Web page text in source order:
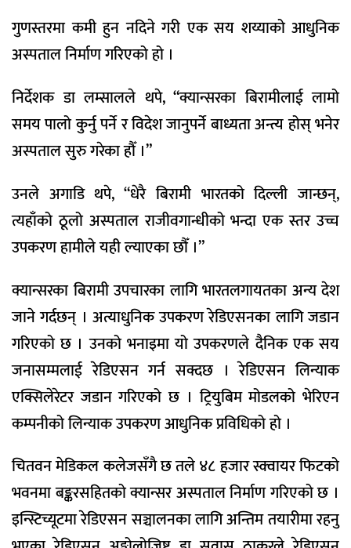
गुणस्तरमा कमी हुन नदिने गरी एक सय शय्याको आधुनिक
अस्पताल निर्माण गरिएको हो ।
निर्देशक डा लम्सालले थपे, “क्यान्सरका बिरामीलाई लामो
समय पालो कुर्नु पर्ने र विदेश जानुपर्ने बाध्यता अन्त्य होस् भनेर
अस्पताल सुरु गरेका हौँ ।”
उनले अगाडि थपे, “धेरै बिरामी भारतको दिल्ली जान्छन्,
त्यहाँको ठूलो अस्पताल राजीवगान्धीको भन्दा एक स्तर उच्च
उपकरण हामीले यही ल्याएका छौँ ।”
क्यान्सरका बिरामी उपचारका लागि भारतलगायतका अन्य देश
जाने गर्दछन् । अत्याधुनिक उपकरण रेडिएसनका लागि जडान
गरिएको छ । उनको भनाइमा यो उपकरणले दैनिक एक सय
जनासम्मलाई रेडिएसन गर्न सक्दछ । रेडिएसन लिन्याक
एक्सिलेरेटर जडान गरिएको छ । ट्रियुबिम मोडलको भेरिएन
कम्पनीको लिन्याक उपकरण आधुनिक प्रविधिको हो ।
चितवन मेडिकल कलेजसँगै छ तले ४८ हजार स्क्वायर फिटको
भवनमा बङ्करसहितको क्यान्सर अस्पताल निर्माण गरिएको छ ।
इन्स्टिच्यूटमा रेडिएसन सञ्चालनका लागि अन्तिम तयारीमा रहनु